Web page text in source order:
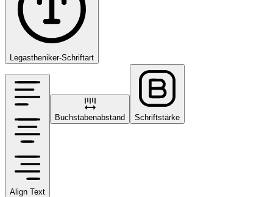
Legastheniker-Schriftart
Align Text
Buchstabenabstand Schriftstärke